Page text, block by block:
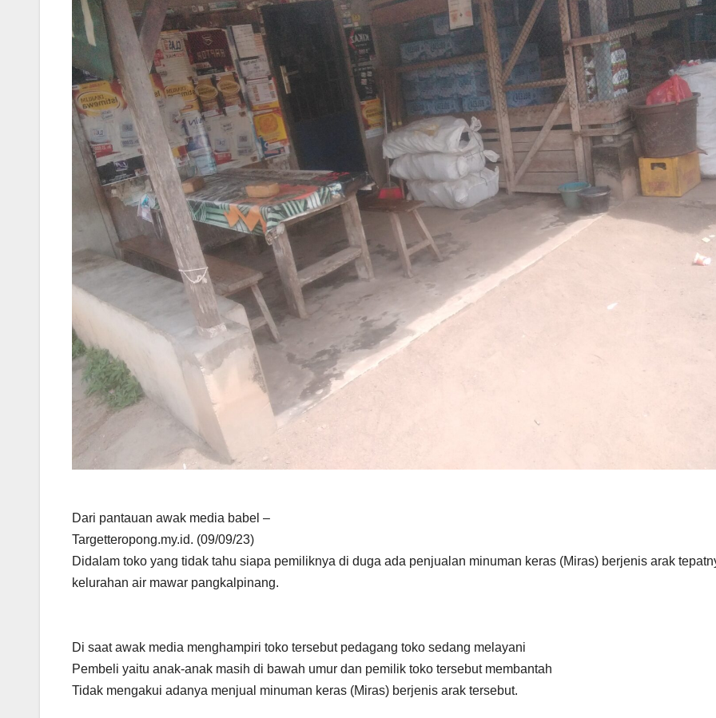
Dari pantauan awak media babel –
Targetteropong.my.id. (09/09/23)
Didalam toko yang tidak tahu siapa pemiliknya di duga ada penjualan minuman keras (Miras) berjenis arak
kelurahan air mawar pangkalpinang.
Di saat awak media menghampiri toko tersebut pedagang toko sedang melayani
Pembeli yaitu anak-anak masih di bawah umur dan pemilik toko tersebut membantah
Tidak mengakui adanya menjual minuman keras (Miras) berjenis arak tersebut.